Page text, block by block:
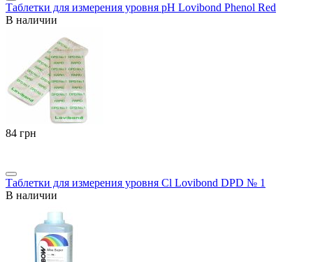
Таблетки для измерения уровня pH Lovibond Phenol Red
В наличии
‍84‍ грн
Таблетки для измерения уровня Cl Lovibond DPD № 1
В наличии